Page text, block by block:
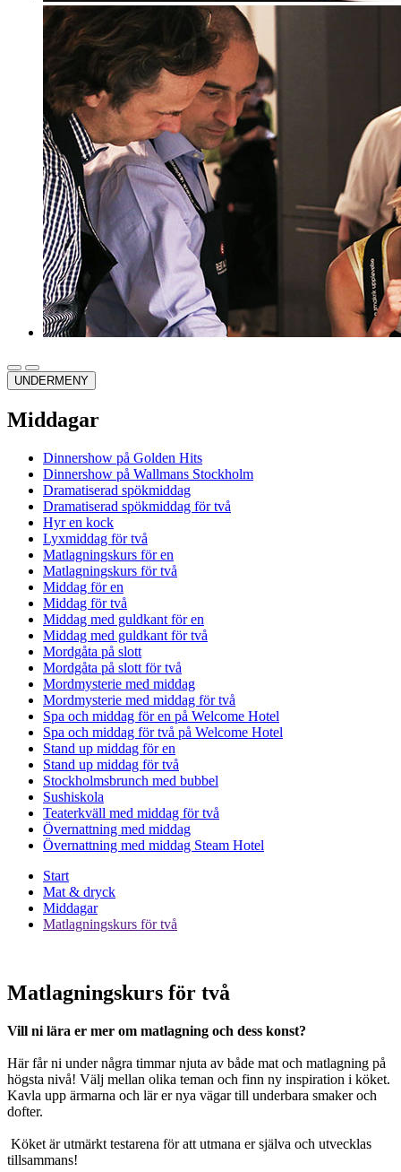
UNDERMENY
Middagar
Dinnershow på Golden Hits
Dinnershow på Wallmans Stockholm
Dramatiserad spökmiddag
Dramatiserad spökmiddag för två
Hyr en kock
Lyxmiddag för två
Matlagningskurs för en
Matlagningskurs för två
Middag för en
Middag för två
Middag med guldkant för en
Middag med guldkant för två
Mordgåta på slott
Mordgåta på slott för två
Mordmysterie med middag
Mordmysterie med middag för två
Spa och middag för en på Welcome Hotel
Spa och middag för två på Welcome Hotel
Stand up middag för en
Stand up middag för två
Stockholmsbrunch med bubbel
Sushiskola
Teaterkväll med middag för två
Övernattning med middag
Övernattning med middag Steam Hotel
Start
Mat & dryck
Middagar
Matlagningskurs för två
Matlagningskurs för två
Vill ni lära er mer om matlagning och dess konst?
Här får ni under några timmar njuta av både mat och matlagning på
högsta nivå! Välj mellan olika teman och finn ny inspiration i köket.
Kavla upp ärmarna och lär er nya vägar till underbara smaker och
dofter.
Köket är utmärkt testarena för att utmana er själva och utvecklas
tillsammans!